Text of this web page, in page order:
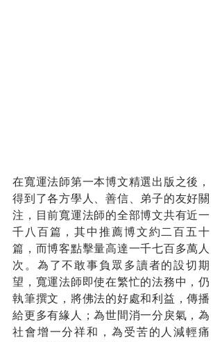
在寬運法師第一本博文精選出版之後，
得到了各方學人、善信、弟子的友好關
注，目前寬運法師的全部博文共有近一
千八百篇，其中推薦博文約二百五十
篇，而博客點擊量高達一千七百多萬人
次。為了不敢事負眾多讀者的設切期
望，寬運法師即使在繁忙的法務中，仍
執筆撰文，將佛法的好處和利益，傳播
給更多有緣人；為世間消一分戾氣，為
社會增一分祥和，為受苦的人減輕痛